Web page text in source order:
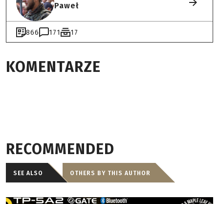
Paweł
866 171 17
KOMENTARZE
RECOMMENDED
SEE ALSO OTHERS BY THIS AUTHOR